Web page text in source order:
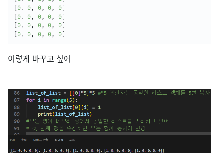
0, 0, 0, 0, 0
0, 0, 0, 0, 0
0, 0, 0, 0, 0
0, 0, 0, 0, 0
이렇게 바꾸고 싶어